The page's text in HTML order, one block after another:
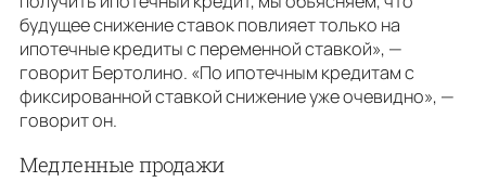
будущее снижение ставок повлияет только на
ипотечные кредиты с переменной ставкой», —
говорит Бертолино. «По ипотечным кредитам с
фиксированной ставкой снижение уже очевидно», —
говорит он.
Медленные продажи